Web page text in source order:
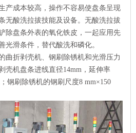
产成本较高，操作不容易使盘条呈现
无酸洗拉拔技能及设备。无酸洗拉拔
除盘条外表的氧化铁皮，一起应用先
光滑条件，替代酸洗和磷化。
曲折剥壳机、钢刷除锈机和光滑压力
壳机盘条进线直径14mm，延伸率
钢刷除锈机的钢刷尺度8 mm×150